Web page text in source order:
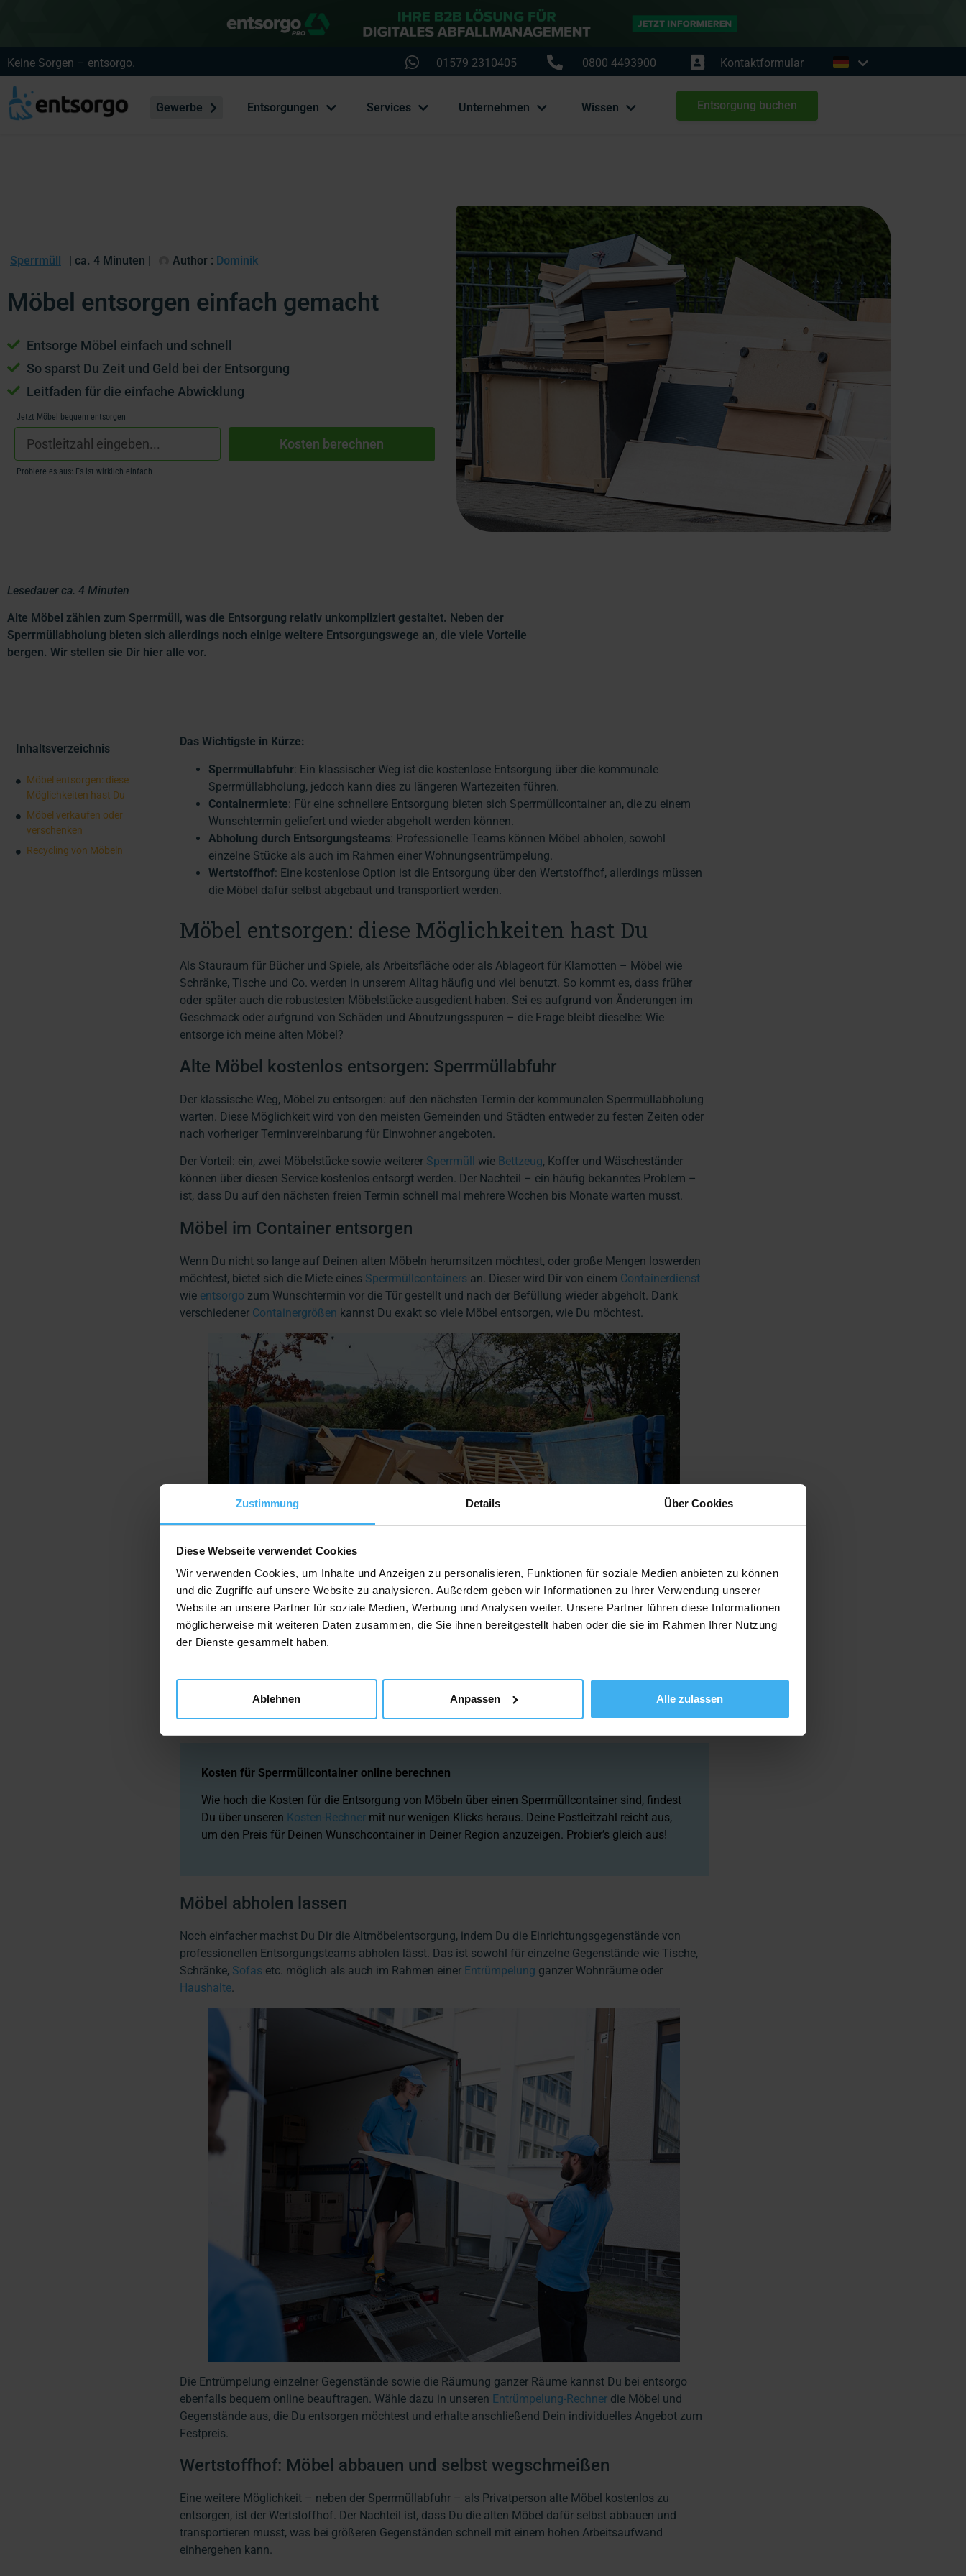
Zustimmung Details Über Cookies
Diese Webseite verwendet Cookies
Wir verwenden Cookies, um Inhalte und Anzeigen zu personalisieren, Funktionen für soziale Medien anbieten zu können
und die Zugriffe auf unsere Website zu analysieren. Außerdem geben wir Informationen zu Ihrer Verwendung unserer
Website an unsere Partner für soziale Medien, Werbung und Analysen weiter. Unsere Partner führen diese Informationen
möglicherweise mit weiteren Daten zusammen, die Sie ihnen bereitgestellt haben oder die sie im Rahmen Ihrer Nutzung
der Dienste gesammelt haben.
Ablehnen Anpassen Alle zulassen
Keine Sorgen – entsorgo. 01579 2310405 0800 4493900 Kontaktformular
Gewerbe Entsorgungen Services Unternehmen Wissen Entsorgung buchen
Sperrmüll | ca. 4 Minuten | Author : Dominik
Möbel entsorgen einfach gemacht
Entsorge Möbel einfach und schnell
So sparst Du Zeit und Geld bei der Entsorgung
Leitfaden für die einfache Abwicklung
Jetzt Möbel bequem entsorgen
Kosten berechnen
Probiere es aus: Es ist wirklich einfach
Lesedauer ca. 4 Minuten
Alte Möbel zählen zum Sperrmüll, was die Entsorgung relativ unkompliziert gestaltet. Neben der
Sperrmüllabholung bieten sich allerdings noch einige weitere Entsorgungswege an, die viele Vorteile
bergen. Wir stellen sie Dir hier alle vor.
Inhaltsverzeichnis
Möbel entsorgen: diese
Möglichkeiten hast Du
Möbel verkaufen oder
verschenken
Recycling von Möbeln
Das Wichtigste in Kürze:
Sperrmüllabfuhr: Ein klassischer Weg ist die kostenlose Entsorgung über die kommunale
Sperrmüllabholung, jedoch kann dies zu längeren Wartezeiten führen.
Containermiete: Für eine schnellere Entsorgung bieten sich Sperrmüllcontainer an, die zu einem
Wunschtermin geliefert und wieder abgeholt werden können.
Abholung durch Entsorgungsteams: Professionelle Teams können Möbel abholen, sowohl
einzelne Stücke als auch im Rahmen einer Wohnungsentrümpelung.
Wertstoffhof: Eine kostenlose Option ist die Entsorgung über den Wertstoffhof, allerdings müssen
die Möbel dafür selbst abgebaut und transportiert werden.
Möbel entsorgen: diese Möglichkeiten hast Du
Als Stauraum für Bücher und Spiele, als Arbeitsfläche oder als Ablageort für Klamotten – Möbel wie
Schränke, Tische und Co. werden in unserem Alltag häufig und viel benutzt. So kommt es, dass früher
oder später auch die robustesten Möbelstücke ausgedient haben. Sei es aufgrund von Änderungen im
Geschmack oder aufgrund von Schäden und Abnutzungsspuren – die Frage bleibt dieselbe: Wie
entsorge ich meine alten Möbel?
Alte Möbel kostenlos entsorgen: Sperrmüllabfuhr
Der klassische Weg, Möbel zu entsorgen: auf den nächsten Termin der kommunalen Sperrmüllabholung
warten. Diese Möglichkeit wird von den meisten Gemeinden und Städten entweder zu festen Zeiten oder
nach vorheriger Terminvereinbarung für Einwohner angeboten.
Der Vorteil: ein, zwei Möbelstücke sowie weiterer Sperrmüll wie Bettzeug, Koffer und Wäscheständer
können über diesen Service kostenlos entsorgt werden. Der Nachteil – ein häufig bekanntes Problem –
ist, dass Du auf den nächsten freien Termin schnell mal mehrere Wochen bis Monate warten musst.
Möbel im Container entsorgen
Wenn Du nicht so lange auf Deinen alten Möbeln herumsitzen möchtest, oder große Mengen loswerden
möchtest, bietet sich die Miete eines Sperrmüllcontainers an. Dieser wird Dir von einem Containerdienst
wie entsorgo zum Wunschtermin vor die Tür gestellt und nach der Befüllung wieder abgeholt. Dank
verschiedener Containergrößen kannst Du exakt so viele Möbel entsorgen, wie Du möchtest.
Tipp: Wenn Du ausschließlich Möbel aus Holz entsorgen möchtest, kannst Du auch einen
Altholzcontainermieten. Die sortenreine Entsorgung ermöglicht schlussendlich ein besseres Recycling.
Kosten für Sperrmüllcontainer online berechnen
Wie hoch die Kosten für die Entsorgung von Möbeln über einen Sperrmüllcontainer sind, findest
Du über unseren Kosten-Rechner mit nur wenigen Klicks heraus. Deine Postleitzahl reicht aus,
um den Preis für Deinen Wunschcontainer in Deiner Region anzuzeigen. Probier’s gleich aus!
Möbel abholen lassen
Noch einfacher machst Du Dir die Altmöbelentsorgung, indem Du die Einrichtungsgegenstände von
professionellen Entsorgungsteams abholen lässt. Das ist sowohl für einzelne Gegenstände wie Tische,
Schränke, Sofas etc. möglich als auch im Rahmen einer Entrümpelung ganzer Wohnräume oder
Haushalte.
Die Entrümpelung einzelner Gegenstände sowie die Räumung ganzer Räume kannst Du bei entsorgo
ebenfalls bequem online beauftragen. Wähle dazu in unseren Entrümpelung-Rechner die Möbel und
Gegenstände aus, die Du entsorgen möchtest und erhalte anschließend Dein individuelles Angebot zum
Festpreis.
Wertstoffhof: Möbel abbauen und selbst wegschmeißen
Eine weitere Möglichkeit – neben der Sperrmüllabfuhr – als Privatperson alte Möbel kostenlos zu
entsorgen, ist der Wertstoffhof. Der Nachteil ist, dass Du die alten Möbel dafür selbst abbauen und
transportieren musst, was bei größeren Gegenständen schnell mit einem hohen Arbeitsaufwand
einhergehen kann.